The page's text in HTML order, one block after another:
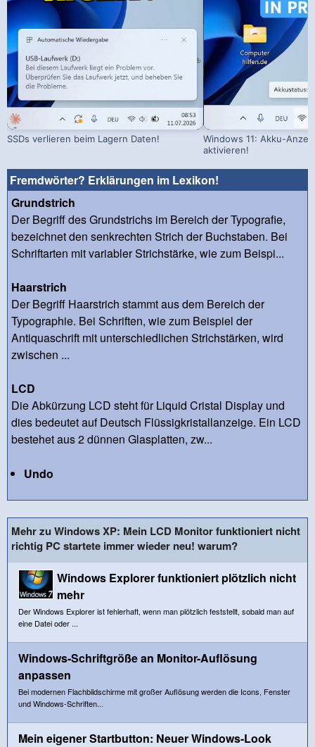
SSDs verlieren beim Lagern Daten!
Windows 11: Akku-
aktivieren!
Fremdwörter? Erklärungen im Lexikon!
Grundstrich
Der Begriff des Grundstrichs im Bereich der Typografie,
bezeichnet den senkrechten Strich der Buchstaben. Bei
Schriftarten mit variabler Strichstärke, wie zum Beispi...
Haarstrich
Der Begriff Haarstrich stammt aus dem Bereich der
Typographie. Bei Schriften, wie zum Beispiel der
Antiquaschrift mit unterschiedlichen Strichstärken, wird
zwischen ...
LCD
Die Abkürzung LCD steht für Liquid Cristal Display und
dies bedeutet auf Deutsch Flüssigkristallanzeige. Ein LCD
bestehet aus 2 dünnen Glasplatten, zw...
Undo
Mehr zu Windows XP: Mein LCD Monitor funktioniert nicht
richtig PC startete immer wieder neu! warum?
Windows Explorer funktioniert plötzlich nicht
mehr
Der Windows Explorer ist fehlerhaft, wenn man plötzlich feststellt, sobald man auf
eine Datei oder ...
Windows-Schriftgröße an Monitor-Auflösung
anpassen
Bei modernen Flachbildschirme mit großer Auflösung werden die Icons, Fenster
und Windows-Schriften...
Mein eigener Startbutton: Neuer Windows-Look